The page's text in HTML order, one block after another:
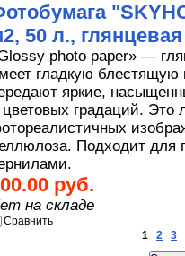
50 л.,
photo paper» —
гладкую
яркие,
градаций. Это
Подходит для
руб.
на складе
Сравнить
1
2 3